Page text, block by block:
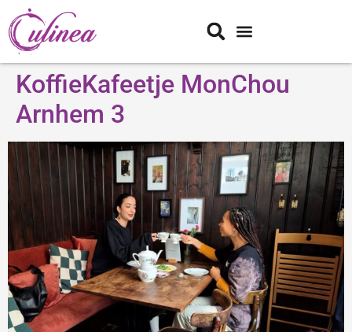
KoffieKafeetje MonChou
Arnhem 3